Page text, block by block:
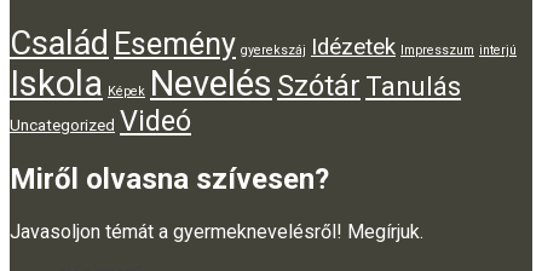
Család Esemény gyerekszáj Idézetek Impresszum interjú
Iskola Képek Nevelés Szótár Tanulás
Uncategorized Videó
Miről olvasna szívesen?
Javasoljon témát a gyermeknevelésről! Megírjuk.